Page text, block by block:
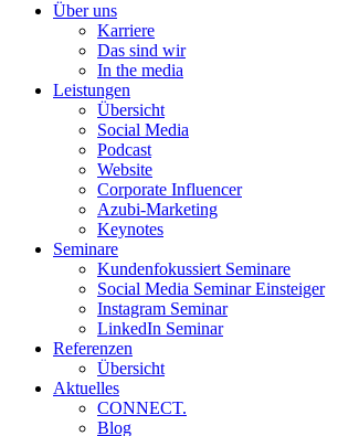
Über uns
Karriere
Das sind wir
In the media
Leistungen
Übersicht
Social Media
Podcast
Website
Corporate Influencer
Azubi-Marketing
Keynotes
Seminare
Kundenfokussiert Seminare
Social Media Seminar Einsteiger
Instagram Seminar
LinkedIn Seminar
Referenzen
Übersicht
Aktuelles
CONNECT.
Blog